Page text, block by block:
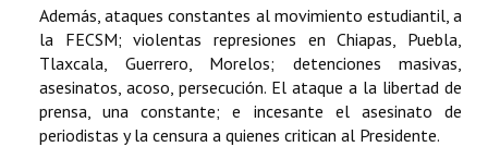
Además, ataques constantes al movimiento estudiantil, a
la FECSM; violentas represiones en Chiapas, Puebla,
Tlaxcala, Guerrero, Morelos; detenciones masivas,
asesinatos, acoso, persecución. El ataque a la libertad de
prensa, una constante; e incesante el asesinato de
periodistas y la censura a quienes critican al Presidente.